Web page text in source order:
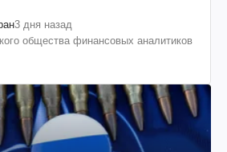
3 дня назад
общества финансовых аналитиков